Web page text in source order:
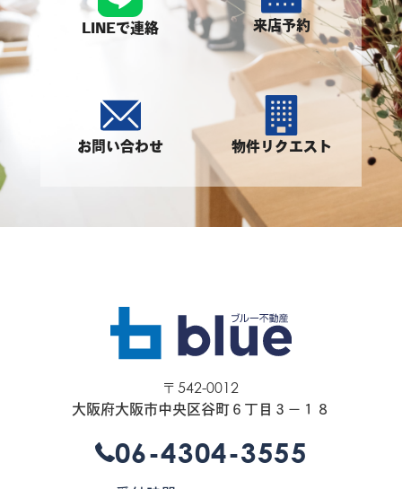
LINEで連絡 来店予約
お問い合わせ 物件リクエスト
〒542-0012
大阪府大阪市中央区谷町６丁目３−１８
06-4304-3555